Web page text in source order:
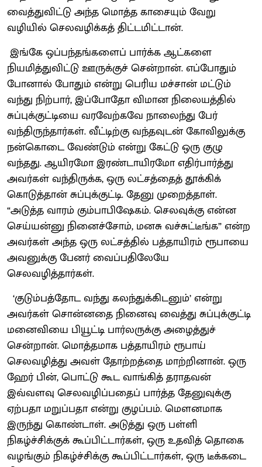
வைத்துவிட்டு அந்த மொத்த காசையும் வேறு
வழியில் செலவழிக்கத் திட்டமிட்டான்.
இங்கே ஒப்பந்தங்களைப் பார்க்க ஆட்களை
நியமித்துவிட்டு ஊருக்குச் சென்றான். எப்போதும்
போனால் போதும் என்று பெரிய மச்சான் மட்டும்
வந்து நிற்பார், இப்போதோ விமான நிலையத்தில்
சுப்புக்குட்டியை வரவேற்கவே நாலைந்து பேர்
வந்திருந்தார்கள். வீட்டிற்கு வந்தவுடன் கோவிலுக்கு
நன்கொடை வேண்டும் என்று கேட்டு ஒரு குழு
வந்தது. ஆயிரமோ இரண்டாயிரமோ எதிர்பார்த்து
அவர்கள் வந்திருக்க, ஒரு லட்சத்தைத் தூக்கிக்
கொடுத்தான் சுப்புக்குட்டி. தேனு முறைத்தாள்.
“அடுத்த வாரம் கும்பாபிஷேகம். செலவுக்கு என்ன
செய்யன்னு நினைச்சோம், மனசு வச்சுட்டீங்க” என்ற
அவர்கள் அந்த ஒரு லட்சத்தில் பத்தாயிரம் ரூபாயை
அவனுக்கு பேனர் வைப்பதிலேயே
செலவழித்தார்கள்.
‘குடும்பத்தோட வந்து கலந்துக்கிடனும்’ என்று
அவர்கள் சொன்னதை நினைவு வைத்து சுப்புக்குட்டி
மனைவியை பியூட்டி பார்லருக்கு அழைத்துச்
சென்றான். மொத்தமாக பத்தாயிரம் ரூபாய்
செலவழித்து அவள் தோற்றத்தை மாற்றினான்.‌ ஒரு
ஹேர் பின், பொட்டு கூட வாங்கித் தராதவன்
இவ்வளவு செலவழிப்பதைப் பார்த்த தேனுவுக்கு
ஏற்பதா மறுப்பதா என்று குழப்பம். மௌனமாக
இருந்து கொண்டாள். அடுத்து ஒரு பள்ளி
நிகழ்ச்சிக்குக் கூப்பிட்டார்கள், ஒரு உதவித் தொகை
வழங்கும் நிகழ்ச்சிக்கு கூப்பிட்டார்கள், ஒரு டீக்கடை